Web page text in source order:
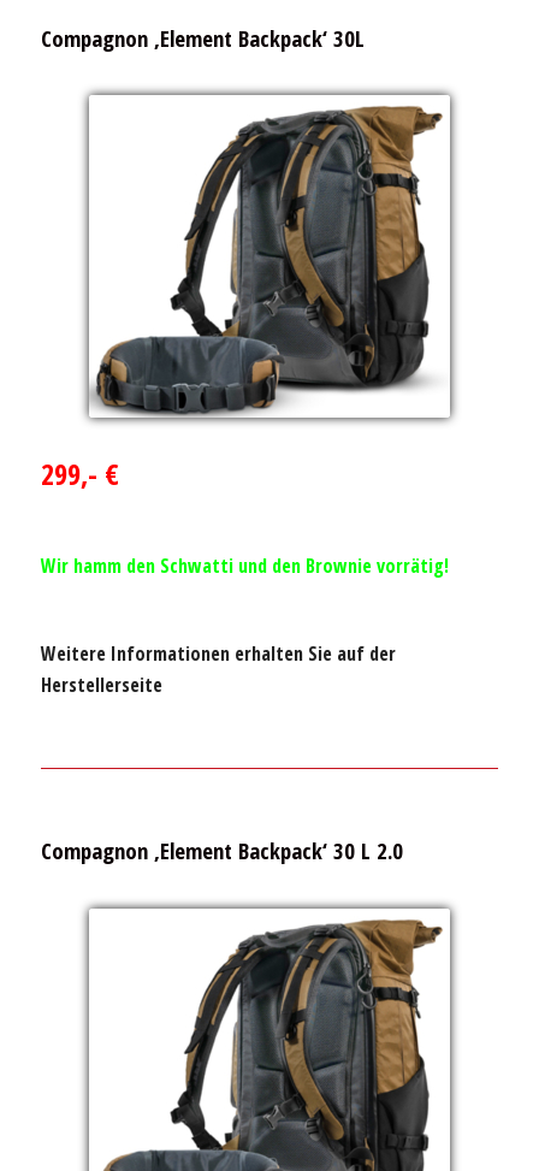
Compagnon ‚Element Backpack‘ 30L
299,- €
Wir hamm den Schwatti und den Brownie vorrätig!
Weitere Informationen erhalten Sie auf der
Herstellerseite
Compagnon ‚Element Backpack‘ 30 L 2.0